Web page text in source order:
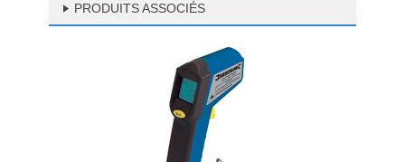
PRODUITS ASSOCIÉS